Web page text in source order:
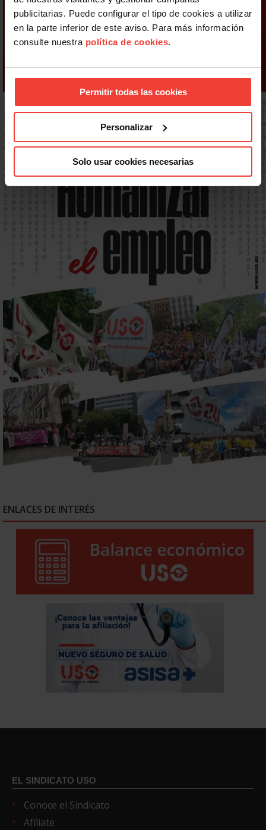
publicitarias. Puede configurar el tipo de cookies a utilizar
en la parte inferior de este aviso. Para más información
consulte nuestra política de cookies.
Permitir todas las cookies
Personalizar
Solo usar cookies necesarias
ENLACES DE INTERÉS
EL SINDICATO USO
Conoce el Sindicato
Afíliate